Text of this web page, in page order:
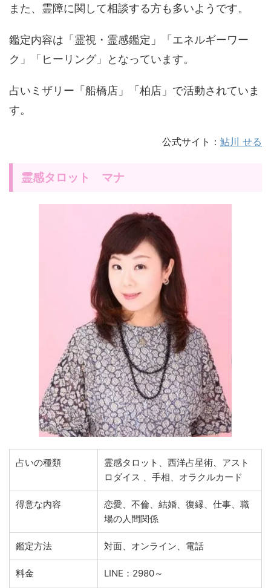
また、霊障に関して相談する方も多いようです。
鑑定内容は「霊視・霊感鑑定」「エネルギーワー
ク」「ヒーリング」となっています。
占いミザリー「船橋店」「柏店」で活動されていま
す。
公式サイト： 鮎川 せる
霊感タロット マナ
占いの種類
霊感タロット、西洋占星術、アスト
ロダイス 、手相、オラクルカード
得意な内容
恋愛、不倫、結婚、復縁、仕事、職
場の人間関係
鑑定方法 対面、オンライン、電話
料金 LINE：2980～